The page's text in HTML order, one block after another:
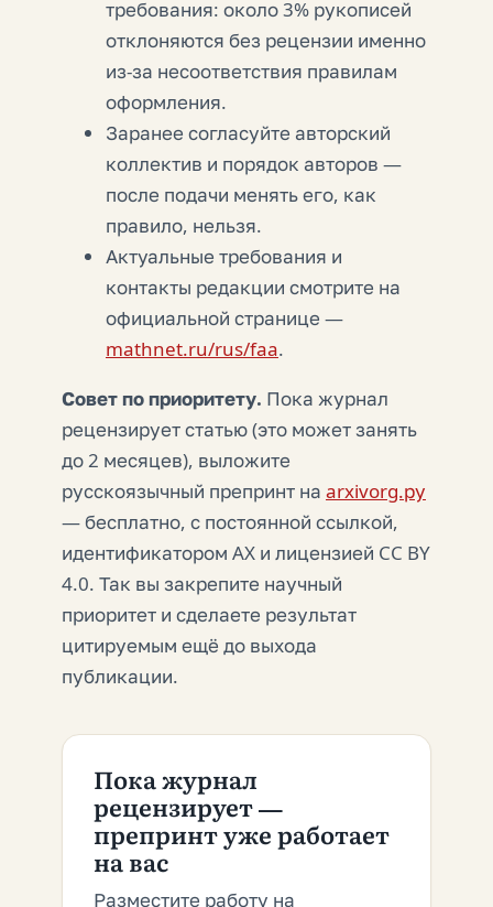
требования: около 3% рукописей
отклоняются без рецензии именно
из-за несоответствия правилам
оформления.
Заранее согласуйте авторский
коллектив и порядок авторов —
после подачи менять его, как
правило, нельзя.
Актуальные требования и
контакты редакции смотрите на
официальной странице —
mathnet.ru/rus/faa.
Совет по приоритету. Пока журнал
рецензирует статью (это может занять
до 2 месяцев), выложите
русскоязычный препринт на arxivorg.ру
— бесплатно, с постоянной ссылкой,
идентификатором AX и лицензией CC BY
4.0. Так вы закрепите научный
приоритет и сделаете результат
цитируемым ещё до выхода
публикации.
Пока журнал
рецензирует —
препринт уже работает
на вас
Разместите работу на